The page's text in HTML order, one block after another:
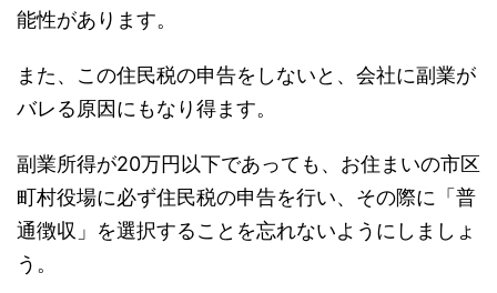
能性があります。
また、この住民税の申告をしないと、会社に副業が
バレる原因にもなり得ます。
副業所得が20万円以下であっても、お住まいの市区
町村役場に必ず住民税の申告を行い、その際に「普
通徴収」を選択することを忘れないようにしましょ
う。